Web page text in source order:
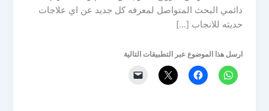
دائمي البحث المتواصل لمعرفه كل جديد عن اي علاجات
حديثه للانجاب […]
ارسل هذا الموضوع عبر التطبيقات التالية